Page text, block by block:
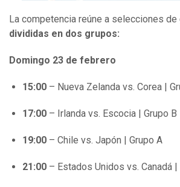
La competencia reúne a selecciones de
divididas en dos grupos:
Domingo 23 de febrero
15:00 – Nueva Zelanda vs. Corea |
17:00 – Irlanda vs. Escocia | Grupo B
19:00 – Chile vs. Japón | Grupo A
21:00 – Estados Unidos vs. Canadá |